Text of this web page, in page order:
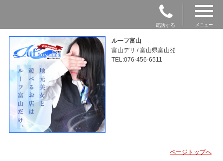
電話する メニュー
ルーフ富山
富山デリ / 富山県富山発
TEL:076-456-6511
ページトップへ